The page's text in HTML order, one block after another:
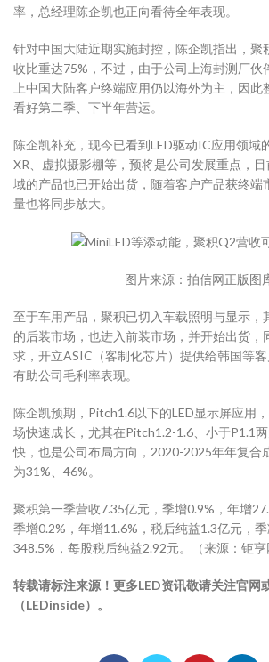
率，总经理陈企凯也正向看待全年表现。
针对中国大陆近期实施封控，陈企凯指出，聚
收比重达75%，不过，由于公司上海封测厂伙
上中国大陆客户终端应用仍以海外为主，因此
看好第二季、下半年营运。
陈企凯补充，现今已看到LED驱动IC应用领域
XR、虚拟摄影棚等，预将是公司发展重点，
域的产品也已开始出货，随着客户产品获终端
量也将同步放大。
图片来源：拍信网正版图
至于车用产品，聚积已切入车载照明与显示，
的后装市场，也进入前装市场，并开始出货，
求，开立ASIC（客制化芯片）提供给韩国等
有助公司毛利率表现。
陈企凯预期，Pitch1.6以下的LED显示屏应用
场快速成长，尤其在Pitch1.2-1.6、小于P1.1
快，也是公司布局方向，2020-2025年年复合
为31%、46%。
聚积第一季营收7.35亿元，季增0.9%，年增
季增0.2%，年增11.6%，税后纯益1.3亿元，
348.5%，每股税后纯益2.92元。（来源：钜亨
转载请标注来源！更多LED资讯敬请关注官网
（LEDinside）。